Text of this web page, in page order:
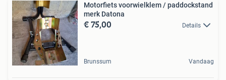
Motorfiets voorwielklem / paddockstand
merk Datona
€ 75,00 Details
Brunssum Vandaag